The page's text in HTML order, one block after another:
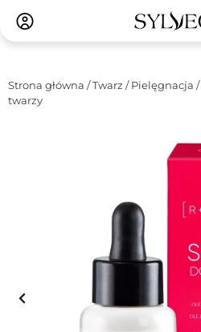
Strona główna /Twarz /Pielęgnacja /
twarzy